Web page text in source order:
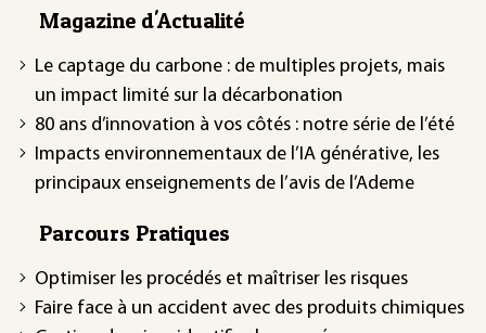
Magazine d'Actualité
Le captage du carbone : de multiples projets, mais
un impact limité sur la décarbonation
80 ans d’innovation à vos côtés : notre série de l’été
Impacts environnementaux de l’IA générative, les
principaux enseignements de l’avis de l’Ademe
Parcours Pratiques
Optimiser les procédés et maîtriser les risques
Faire face à un accident avec des produits chimiques